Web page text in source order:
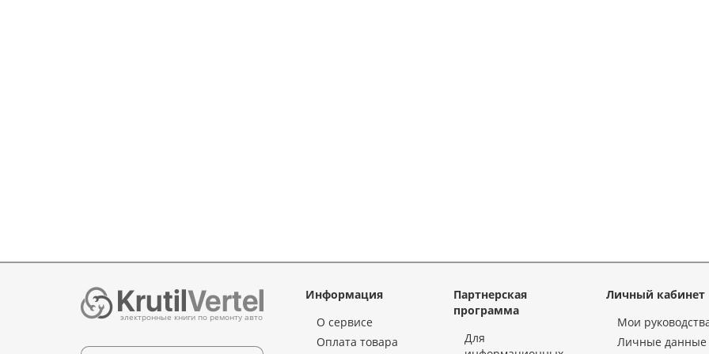
электронные книги по ремонту авто
Информация
О сервисе
Оплата товара
Партнерская
программа
Для
Личный кабинет
Мои
Личные данные